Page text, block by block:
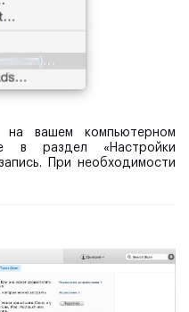
на вашем компьютерном
в раздел «Настройки
При необходимости